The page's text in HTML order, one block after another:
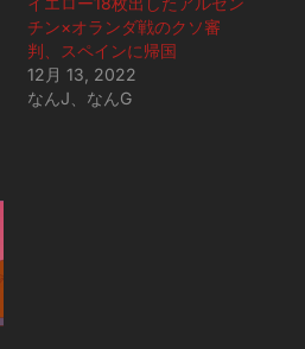
チン×オランダ戦のクソ審
判、スペインに帰国
12月 13, 2022
なんJ、なんG